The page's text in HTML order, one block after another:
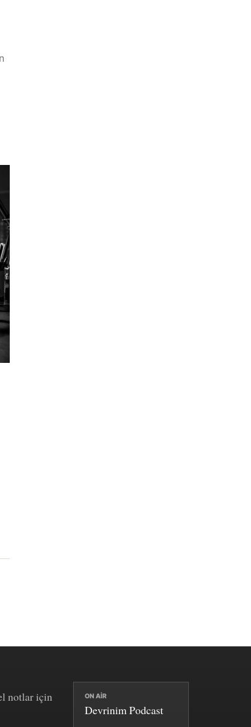
notlar için
ON AIR
Devrinim Podcast